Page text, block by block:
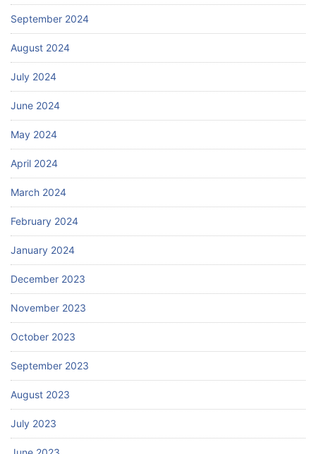
September 2024
August 2024
July 2024
June 2024
May 2024
April 2024
March 2024
February 2024
January 2024
December 2023
November 2023
October 2023
September 2023
August 2023
July 2023